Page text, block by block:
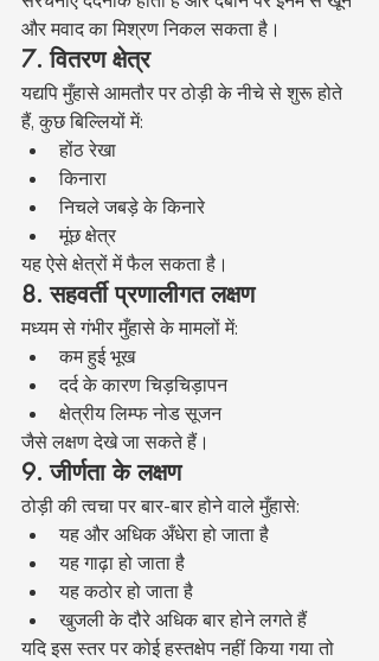
और मवाद का मिश्रण निकल सकता है।
7. वितरण क्षेत्र
यद्यपि मुँहासे आमतौर पर ठोड़ी के नीचे से शुरू होते
हैं, कुछ बिल्लियों में:
होंठ रेखा
किनारा
निचले जबड़े के किनारे
मूंछ क्षेत्र
यह ऐसे क्षेत्रों में फैल सकता है।
8. सहवर्ती प्रणालीगत लक्षण
मध्यम से गंभीर मुँहासे के मामलों में:
कम हुई भूख
दर्द के कारण चिड़चिड़ापन
क्षेत्रीय लिम्फ नोड सूजन
जैसे लक्षण देखे जा सकते हैं।
9. जीर्णता के लक्षण
ठोड़ी की त्वचा पर बार-बार होने वाले मुँहासे:
यह और अधिक अँधेरा हो जाता है
यह गाढ़ा हो जाता है
यह कठोर हो जाता है
खुजली के दौरे अधिक बार होने लगते हैं
यदि इस स्तर पर कोई हस्तक्षेप नहीं किया गया तो